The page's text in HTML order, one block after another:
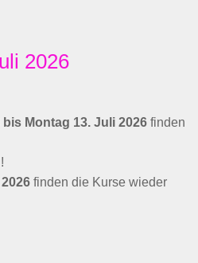
2026
bis Montag 13. Juli 2026 finden
finden die Kurse wieder